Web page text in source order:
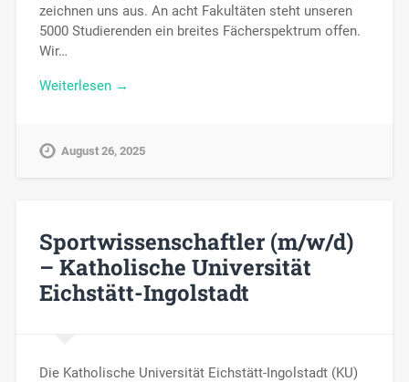
zeichnen uns aus. An acht Fakultäten steht unseren
5000 Studierenden ein breites Fächerspektrum offen.
Wir…
Weiterlesen →
August 26, 2025
Sportwissenschaftler (m/w/d)
– Katholische Universität
Eichstätt-Ingolstadt
Die Katholische Universität Eichstätt-Ingolstadt (KU)